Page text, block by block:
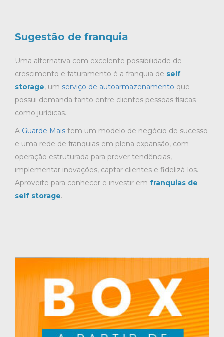
Sugestão de franquia
Uma alternativa com excelente possibilidade de
crescimento e faturamento é a franquia de self
storage, um serviço de autoarmazenamento que
possui demanda tanto entre clientes pessoas físicas
como jurídicas.
A Guarde Mais tem um modelo de negócio de sucesso
e uma rede de franquias em plena expansão, com
operação estruturada para prever tendências,
implementar inovações, captar clientes e fidelizá-los.
Aproveite para conhecer e investir em franquias de
self storage.